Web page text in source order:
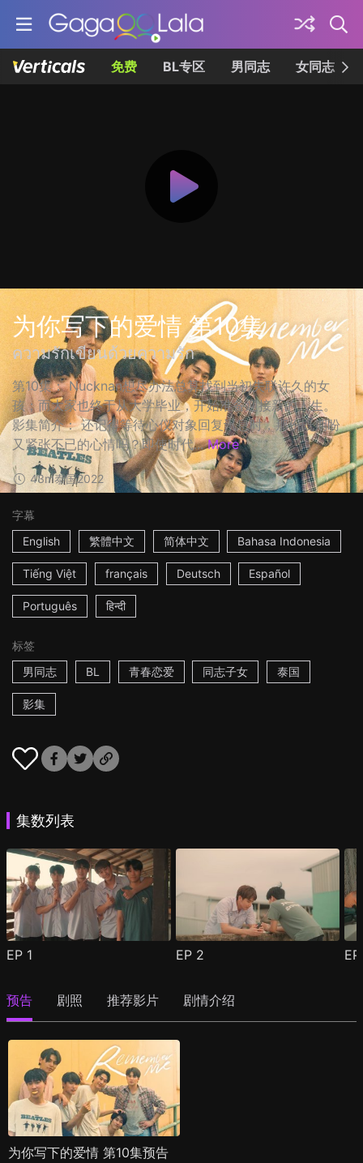
免费 BL专区 男同志 女同志
为你写下的爱情 第10集
ความรักเขียนด้วยความรัก
第10集： Nucknan想尽办法总算找到当初失联许久的女
孩；而大家也终于从大学毕业，开始准备迎接新的人生。
影集简介： 还记得等待心仪对象回复讯息时，那份既期盼
又紧张不已的心情吗？即使时代... More
43m泰国2022
字幕
English
繁體中文 简体中文 Bahasa Indonesia
Tiếng Việt français Deutsch Español
Português हिन्दी
标签
男同志
BL 青春恋爱 同志子女 泰国
影集
集数列表
EP 1 EP 2
预告 剧照 推荐影片 剧情介绍
为你写下的爱情 第10集预告